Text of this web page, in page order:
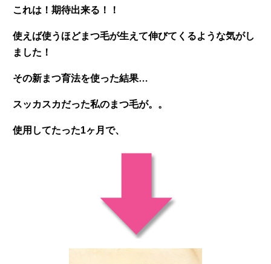
これは！期待出来る！！
使えば使うほどまつ毛が生えて伸びてくるような気がし
ました！
その新まつ育法を使った結果…
スッカスカだった私のまつ毛が。。
使用してたった1ヶ月で、